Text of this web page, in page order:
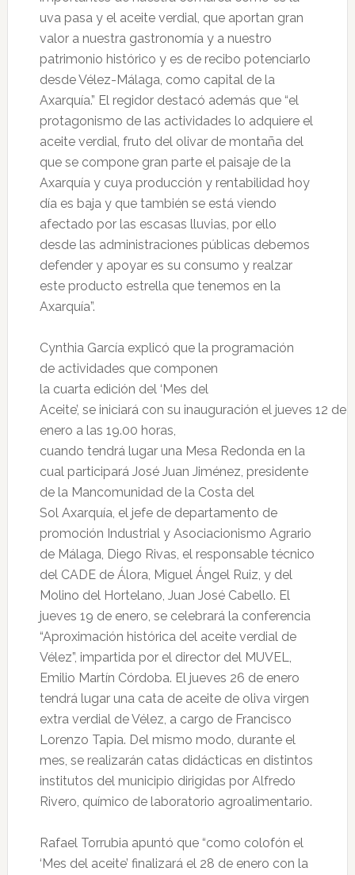
uva pasa y el aceite verdial, que aportan gran
valor a nuestra gastronomía y a nuestro
patrimonio histórico y es de recibo potenciarlo
desde Vélez-Málaga, como capital de la
Axarquía.” El regidor destacó además que “el
protagonismo de las actividades lo adquiere el
aceite verdial, fruto del olivar de montaña del
que se compone gran parte el paisaje de la
Axarquía y cuya producción y rentabilidad hoy
día es baja y que también se está viendo
afectado por las escasas lluvias, por ello
desde las administraciones públicas debemos
defender y apoyar es su consumo y realzar
este producto estrella que tenemos en la
Axarquía”.
Cynthia García explicó que la programación
de actividades que componen
la cuarta edición del ‘Mes del
Aceite’, se iniciará con su inauguración el jueves 12 de
enero a las 19.00 horas,
cuando tendrá lugar una Mesa Redonda en la
cual participará José Juan Jiménez, presidente
de la Mancomunidad de la Costa del
Sol Axarquía, el jefe de departamento de
promoción Industrial y Asociacionismo Agrario
de Málaga, Diego Rivas, el responsable técnico
del CADE de Álora, Miguel Ángel Ruiz, y del
Molino del Hortelano, Juan José Cabello. El
jueves 19 de enero, se celebrará la conferencia
“Aproximación histórica del aceite verdial de
Vélez”, impartida por el director del MUVEL,
Emilio Martín Córdoba. El jueves 26 de enero
tendrá lugar una cata de aceite de oliva virgen
extra verdial de Vélez, a cargo de Francisco
Lorenzo Tapia. Del mismo modo, durante el
mes, se realizarán catas didácticas en distintos
institutos del municipio dirigidas por Alfredo
Rivero, químico de laboratorio agroalimentario.
Rafael Torrubia apuntó que “como colofón el
‘Mes del aceite’ finalizará el 28 de enero con la